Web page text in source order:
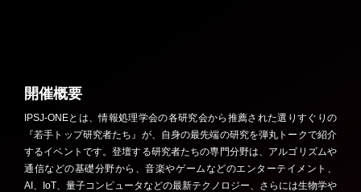
開催概要
IPSJ-ONEとは、情報処理学会の各研究会から推薦された選りすぐりの
『若手トップ研究者たち』が、自身の最先端の研究を弾丸トークで紹介
するイベントです。登壇する研究者たちの専門分野は、アルゴリズムや
通信などの基礎分野から、音楽やゲームなどのエンターテイメント、
AI、IoT、量子コンピュータなどの最新テクノロジー、さらには生物学や